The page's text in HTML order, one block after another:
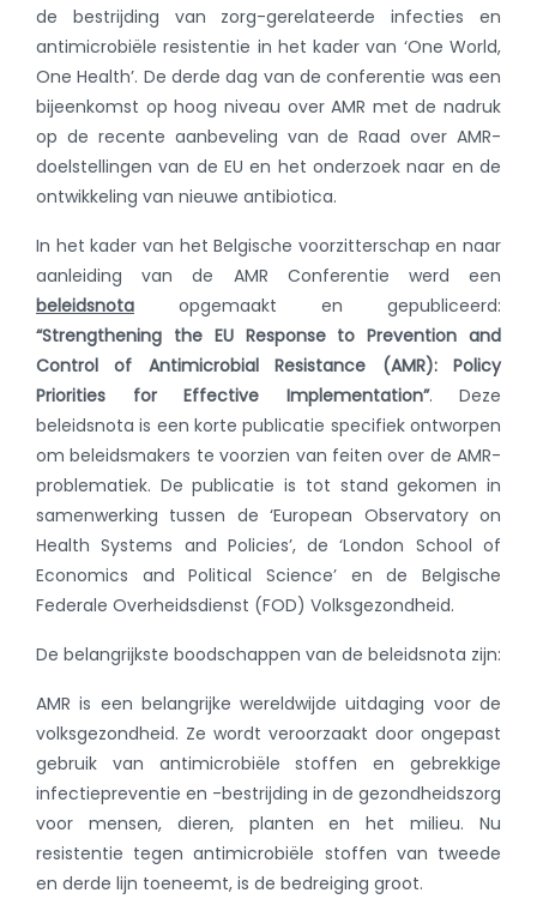
de bestrijding van zorg-gerelateerde infecties en
antimicrobiële resistentie in het kader van ‘One World,
One Health’. De derde dag van de conferentie was een
bijeenkomst op hoog niveau over AMR met de nadruk
op de recente aanbeveling van de Raad over AMR-
doelstellingen van de EU en het onderzoek naar en de
ontwikkeling van nieuwe antibiotica.
In het kader van het Belgische voorzitterschap en naar
aanleiding van de AMR Conferentie werd een
beleidsnota
opgemaakt en gepubliceerd:
“Strengthening the EU Response to Prevention and
Control of Antimicrobial Resistance (AMR): Policy
Priorities for Effective Implementation”. Deze
beleidsnota is een korte publicatie specifiek ontworpen
om beleidsmakers te voorzien van feiten over de AMR-
problematiek. De publicatie is tot stand gekomen in
samenwerking tussen de ‘European Observatory on
Health Systems and Policies’, de ‘London School of
Economics and Political Science’ en de Belgische
Federale Overheidsdienst (FOD) Volksgezondheid.
De belangrijkste boodschappen van de beleidsnota zijn:
AMR is een belangrijke wereldwijde uitdaging voor de
volksgezondheid. Ze wordt veroorzaakt door ongepast
gebruik van antimicrobiële stoffen en gebrekkige
infectiepreventie en -bestrijding in de gezondheidszorg
voor mensen, dieren, planten en het milieu. Nu
resistentie tegen antimicrobiële stoffen van tweede
en derde lijn toeneemt, is de bedreiging groot.